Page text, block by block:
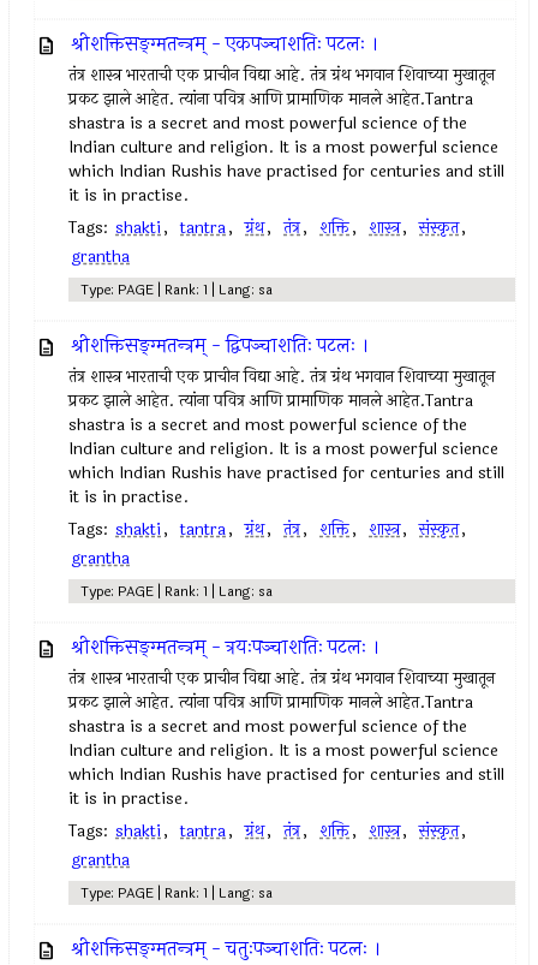
श्रीशक्तिसङ्ग्मतन्त्रम् - एकपञ्चाशतिः पटलः ।
तंत्र शास्त्र भारताची एक प्राचीन विद्या आहे. तंत्र ग्रंथ भगवान शिवाच्या मुखातून
प्रकट झाले आहेत. त्यांना पवित्र आणि प्रामाणिक मानले आहेत.Tantra
shastra is a secret and most powerful science of the
Indian culture and religion. It is a most powerful science
which Indian Rushis have practised for centuries and still
it is in practise.
Tags: shakti, tantra, ग्रंथ, तंत्र, शक्ति, शास्त्र, संस्कृत,
grantha
Type: PAGE | Rank: 1 | Lang: sa
श्रीशक्तिसङ्ग्मतन्त्रम् - द्विपञ्चाशतिः पटलः ।
तंत्र शास्त्र भारताची एक प्राचीन विद्या आहे. तंत्र ग्रंथ भगवान शिवाच्या मुखातून
प्रकट झाले आहेत. त्यांना पवित्र आणि प्रामाणिक मानले आहेत.Tantra
shastra is a secret and most powerful science of the
Indian culture and religion. It is a most powerful science
which Indian Rushis have practised for centuries and still
it is in practise.
Tags: shakti, tantra, ग्रंथ, तंत्र, शक्ति, शास्त्र, संस्कृत,
grantha
Type: PAGE | Rank: 1 | Lang: sa
श्रीशक्तिसङ्ग्मतन्त्रम् - त्रयःपञ्चाशतिः पटलः ।
तंत्र शास्त्र भारताची एक प्राचीन विद्या आहे. तंत्र ग्रंथ भगवान शिवाच्या मुखातून
प्रकट झाले आहेत. त्यांना पवित्र आणि प्रामाणिक मानले आहेत.Tantra
shastra is a secret and most powerful science of the
Indian culture and religion. It is a most powerful science
which Indian Rushis have practised for centuries and still
it is in practise.
Tags: shakti, tantra, ग्रंथ, तंत्र, शक्ति, शास्त्र, संस्कृत,
grantha
Type: PAGE | Rank: 1 | Lang: sa
श्रीशक्तिसङ्ग्मतन्त्रम् - चतुःपञ्चाशतिः पटलः ।